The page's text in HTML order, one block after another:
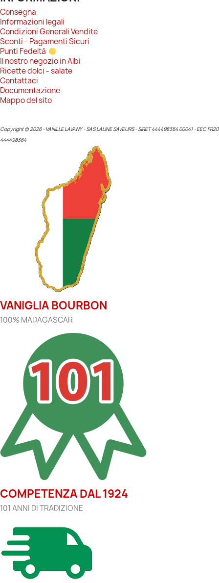
Consegna
Informazioni legali
Condizioni Generali Vendite
Sconti - Pagamenti Sicuri
Punti Fedeltà
Il nostro negozio in Albi
Ricette dolci - salate
Contattaci
Documentazione
Mappo del sito
Copyright © 2026 - VANILLE LAVANY - SAS LALINE SAVEURS - SIRET 444498364 00041 - EEC FR20
444498364
VANIGLIA BOURBON
100% MADAGASCAR
COMPETENZA DAL 1924
101 ANNI DI TRADIZIONE